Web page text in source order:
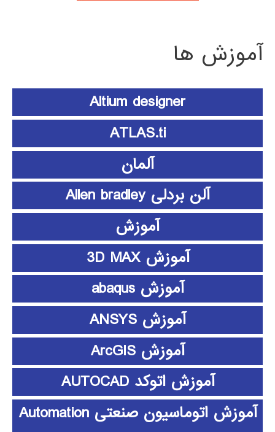
آموزش ها
Altium designer
ATLAS.ti
آلمان
آلن بردلی Allen bradley
آموزش
آموزش 3D MAX
آموزش abaqus
آموزش ANSYS
آموزش ArcGIS
آموزش اتوکد AUTOCAD
آموزش اتوماسیون صنعتی Automation